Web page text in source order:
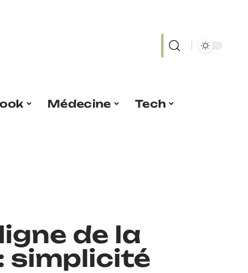
Médecine
Tech
de la
simplicité